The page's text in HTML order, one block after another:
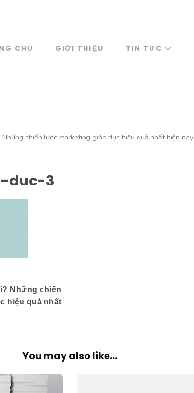
CHỦ GIỚI THIỆU TIN TỨC
chiến lược marketing giáo dục hiệu quả nhất hiện nay
duc-3
Những chiến
hiệu quả nhất
You may also like...